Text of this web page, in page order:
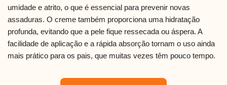
umidade e atrito, o que é essencial para prevenir novas
assaduras. O creme também proporciona uma hidratação
profunda, evitando que a pele fique ressecada ou áspera. A
facilidade de aplicação e a rápida absorção tornam o uso ainda
mais prático para os pais, que muitas vezes têm pouco tempo.